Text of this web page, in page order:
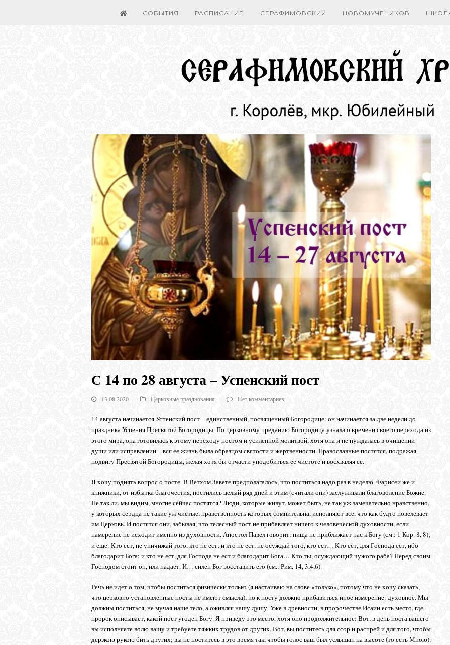
СОБЫТИЯ РАСПИСАНИЕ СЕРАФИМОВСКИЙ НОВОМУЧЕНИКОВ
С 14 по 28 августа – Успенский пост
13.08.2020 Церковные празднования Нет комментариев
14 августа начинается Успенский пост – единственный, посвященный Богородице: он начинается за две недели до
праздника Успения Пресвятой Богородицы. По церковному преданию Богородица узнала о времени своего перехода из
этого мира, она готовилась к этому переходу постом и усиленной молитвой, хотя она и не нуждалась в очищении
души или исправлении – вся ее жизнь была образцом святости и жертвенности. Православные постятся, подражая
подвигу Пресвятой Богородицы, желая хотя бы отчасти уподобиться ее чистоте и восхваляя ее.
Я хочу поднять вопрос о посте. В Ветхом Завете предполагалось, что поститься надо раз в неделю. Фарисеи же и
книжники, от избытка благочестия, постились целый ряд дней и этим (считали они) заслуживали благоволение Божие.
Не так ли, мы видим, многие сейчас постятся? Люди, которые живут, может быть, не так уж замечательно нравственно,
у которых сердца не такие уж чистые, нравственность которых сомнительна, исполняют все, что как будто повелевает
им Церковь. И постятся они, забывая, что телесный пост не прибавляет ничего к человеческой духовности, если
намерение не исходит именно из духовности. Апостол Павел говорит: пища не приближает нас к Богу (см.: 1 Кор. 8, 8);
и еще: Кто ест, не уничижай того, кто не ест; и кто не ест, не осуждай того, кто ест… Кто ест, для Господа ест, ибо
благодарит Бога; и кто не ест, для Господа не ест и благодарит Бога… Кто ты, осуждающий чужого раба? Перед своим
Господом стоит он, или падает. И… силен Бог восставить его (см.: Рим. 14, 3,4,6).
Речь не идет о том, чтобы поститься физически только (я настаиваю на слове «только», потому что не хочу сказать,
что церковно установленные посты не имеют смысла), но к посту должно прибавиться иное измерение: духовное. Мы
должны поститься, не мучая наше тело, а оживляя нашу душу. Уже в древности, в пророчестве Исаии есть место, где
пророк описывает, какой пост угоден Богу. Я приведу это место, хотя оно продолжительное: Вот, в день поста вашего
вы исполняете волю вашу и требуете тяжких трудов от других. Вот, вы поститесь для ссор и распрей и для того, чтобы
дерзкою рукою бить других; вы не поститесь в это время так, чтобы голос ваш был услышан на высоте (то есть Мною).